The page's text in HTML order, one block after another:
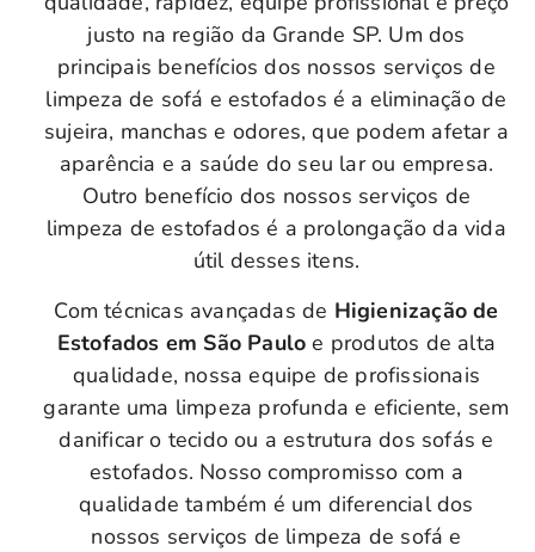
justo na região da Grande SP. Um dos
principais benefícios dos nossos serviços de
limpeza de sofá e estofados é a eliminação de
sujeira, manchas e odores, que podem afetar a
aparência e a saúde do seu lar ou empresa.
Outro benefício dos nossos serviços de
limpeza de estofados é a prolongação da vida
útil desses itens.
Com técnicas avançadas de Higienização de
Estofados em São Paulo e produtos de alta
qualidade, nossa equipe de profissionais
garante uma limpeza profunda e eficiente, sem
danificar o tecido ou a estrutura dos sofás e
estofados. Nosso compromisso com a
qualidade também é um diferencial dos
nossos serviços de limpeza de sofá e